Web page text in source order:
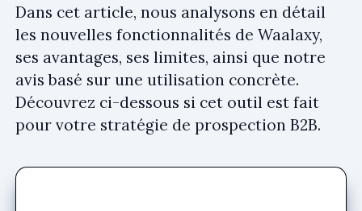
Dans cet article, nous analysons en détail
les nouvelles fonctionnalités de Waalaxy,
ses avantages, ses limites, ainsi que notre
avis basé sur une utilisation concrète.
Découvrez ci-dessous si cet outil est fait
pour votre stratégie de prospection B2B.